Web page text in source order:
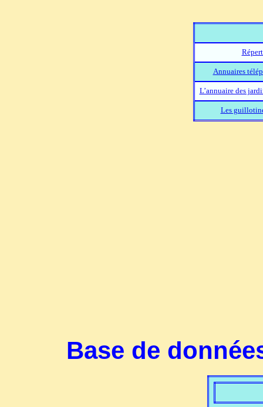
Annuaires
L’annuaire des
Les
Base de